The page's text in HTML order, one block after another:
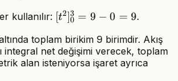
kullanılır: [t^2]_0^3=9-
[t2]0
3 = 9 − 0 = 9.
toplam birikim 9 birimdir. Akış
integral net değişimi verecek, toplam
alan isteniyorsa işaret ayrıca